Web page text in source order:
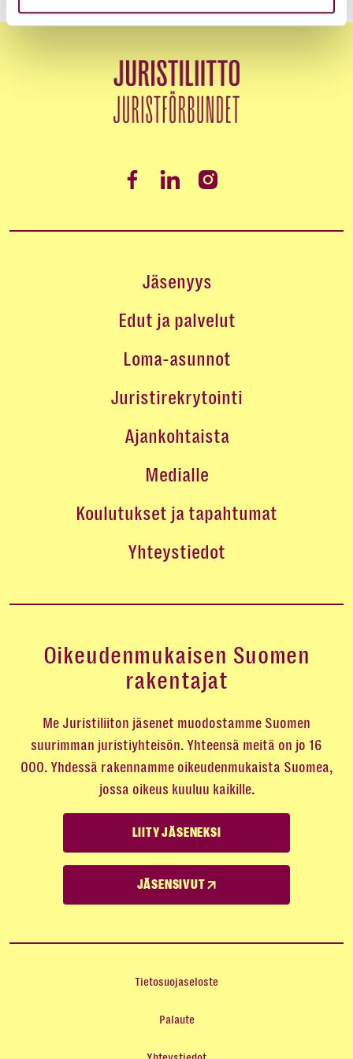
Jäsenyys
Edut ja palvelut
Loma-asunnot
Juristirekrytointi
Ajankohtaista
Medialle
Koulutukset ja tapahtumat
Yhteystiedot
Oikeudenmukaisen Suomen
rakentajat
Me Juristiliiton jäsenet muodostamme Suomen
suurimman juristiyhteisön. Yhteensä meitä on jo 16
000. Yhdessä rakennamme oikeudenmukaista Suomea,
jossa oikeus kuuluu kaikille.
LIITY JÄSENEKSI
JÄSENSIVUT
Tietosuojaseloste
Palaute